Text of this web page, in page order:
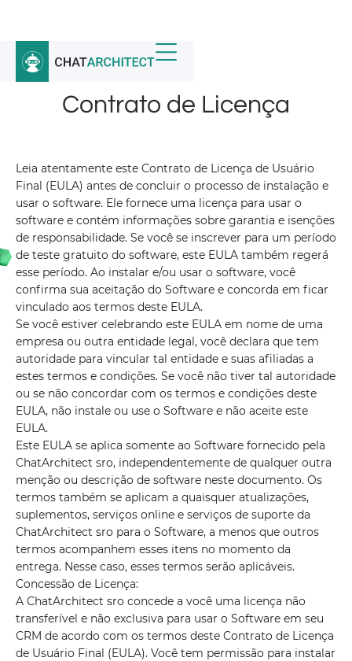
Início Contrato de Licença
Contrato de Licença
Leia atentamente este Contrato de Licença de Usuário
Final (EULA) antes de concluir o processo de instalação e
usar o software. Ele fornece uma licença para usar o
software e contém informações sobre garantia e isenções
de responsabilidade. Se você se inscrever para um período
de teste gratuito do software, este EULA também regerá
esse período. Ao instalar e/ou usar o software, você
confirma sua aceitação do Software e concorda em ficar
vinculado aos termos deste EULA.
Se você estiver celebrando este EULA em nome de uma
empresa ou outra entidade legal, você declara que tem
autoridade para vincular tal entidade e suas afiliadas a
estes termos e condições. Se você não tiver tal autoridade
ou se não concordar com os termos e condições deste
EULA, não instale ou use o Software e não aceite este
EULA.
Este EULA se aplica somente ao Software fornecido pela
ChatArchitect sro, independentemente de qualquer outra
menção ou descrição de software neste documento. Os
termos também se aplicam a quaisquer atualizações,
suplementos, serviços online e serviços de suporte da
ChatArchitect sro para o Software, a menos que outros
termos acompanhem esses itens no momento da
entrega. Nesse caso, esses termos serão aplicáveis.
Concessão de Licença:
A ChatArchitect sro concede a você uma licença não
transferível e não exclusiva para usar o Software em seu
CRM de acordo com os termos deste Contrato de Licença
de Usuário Final (EULA). Você tem permissão para instalar